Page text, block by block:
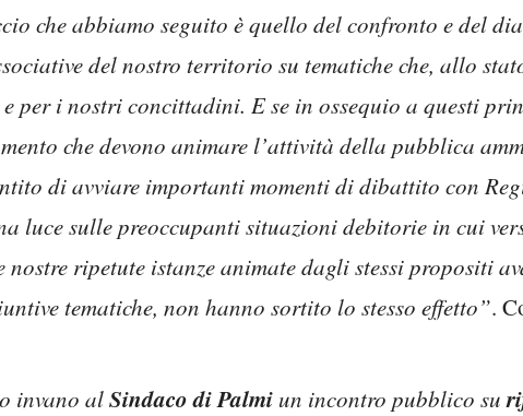
che abbiamo seguito è quello del confronto e del
del nostro territorio su tematiche che, allo
per i nostri concittadini. E se in ossequio a questi
che devono animare l’attività della pubblica
di avviare importanti momenti di dibattito con
luce sulle preoccupanti situazioni debitorie in cui
nostre ripetute istanze animate dagli stessi propositi
tematiche, non hanno sortito lo stesso effetto”.
invano alSindaco di Palmi un incontro pubblico su